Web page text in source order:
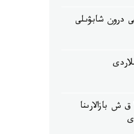
درون شابۋىلى
ش بازالارىنا